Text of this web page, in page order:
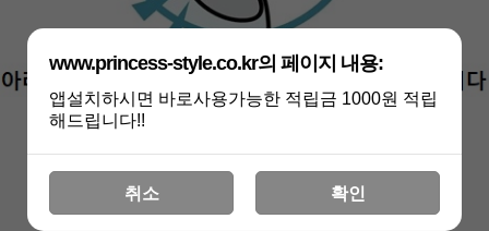
www.princess-style.co.kr의 페이지 내용:
앱설치하시면 바로사용가능한 적립금 1000원 적립
해드립니다!!
취소 확인